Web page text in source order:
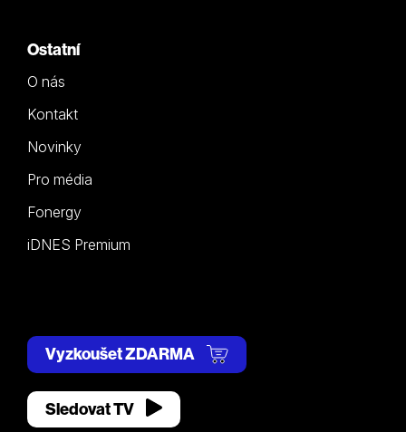
Ostatní
O nás
Kontakt
Novinky
Pro média
Fonergy
iDNES Premium
Vyzkoušet ZDARMA
Sledovat TV